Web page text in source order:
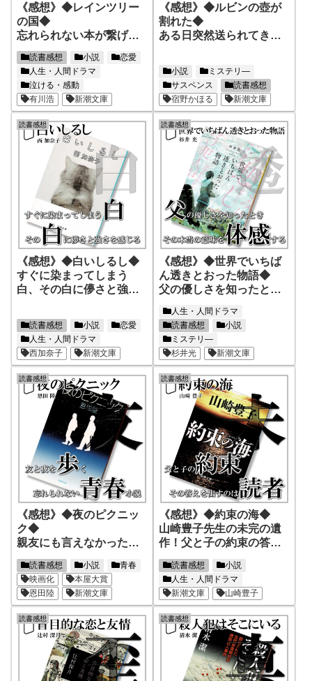
《感想》◆レインツリー
の国◆
忘れられない本が繋げた
恋、でも彼女は会えない
と言った
読書感想 小説
恋愛
人生・人間ドラマ
泣ける・感動
有川浩
新潮文庫
《感想》◆ルビンの壺が
割れた◆
ある日突然送られてきた
小説
ミステリ―
サスペンス
読書感想
宿野かほる
新潮文庫
読書感想
《感想》◆白いしるし◆
すぐに染まってしまう
白、その白に儚さと強さ
読書感想 小説
恋愛
人生・人間ドラマ
西加奈子
新潮文庫
読書感想
《感想》◆世界でいちば
ん透きとおった物語◆
父の優しさを知ったとき
る人生・人間ドラマ
読書感想
小説
ミステリ―
杉井光
新潮文庫
読書感想
《感想》◆夜のピクニッ
ク◆
親友にも言えなかった同
級生のアイツとの関係！
読書感想 小説
青春
映画化
本屋大賞
恩田陸
新潮文庫
読書感想
《感想》◆約束の海◆
山崎豊子先生の未完の遺
作！父と子の約束の答え
とは！
読書感想
小説
人生・人間ドラマ
新潮文庫
山崎豊子
読書感想 読書感想